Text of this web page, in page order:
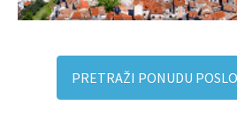
PRETRAŽI PONUDU